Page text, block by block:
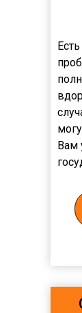
Вам